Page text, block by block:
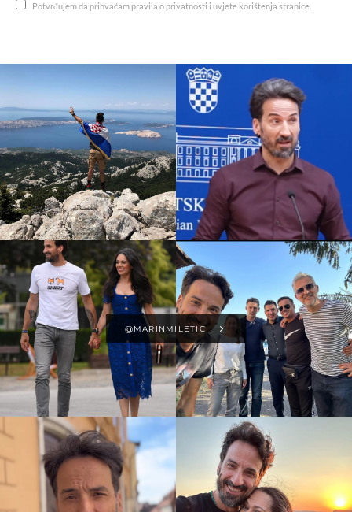
Potvrđujem da prihvaćam pravila o privatnosti i uvjete korištenja stranice.
@MARINMILETIC_